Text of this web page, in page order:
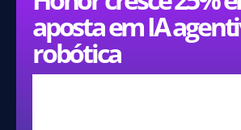
aposta em IA
robótica